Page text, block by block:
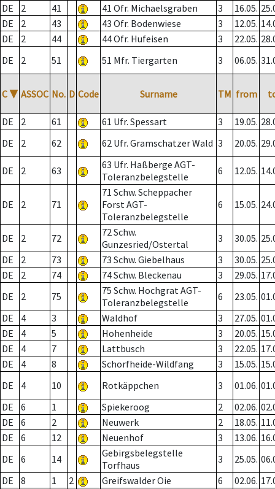
DE
2 41 41 Ofr. Michaelsgraben 3 16.05.
DE
2 43 43 Ofr. Bodenwiese 3 12.05.
DE
2 44 44 Ofr. Hufeisen 3 22.05.
DE
2 51 51 Mfr. Tiergarten 3 06.05.
C ▼ ASSOC No. D Code Surname TM from
DE 2 61 61 Ufr. Spessart 3 19.05.
DE
2 62 62 Ufr. Gramschatzer Wald 3 20.05.
DE 2 63
63 Ufr. Haßberge AGT-
Toleranzbelegstelle
6 12.05.
DE 2 71
71 Schw. Scheppacher
Forst AGT-
Toleranzbelegstelle
6 15.05.
DE 2 72
72 Schw.
Gunzesried/Ostertal
3 30.05.
DE
2 73 73 Schw. Giebelhaus 3 30.05.
DE
2 74 74 Schw. Bleckenau 3 29.05.
DE
2 75
75 Schw. Hochgrat AGT-
Toleranzbelegstelle
6 23.05.
DE
4 3 Waldhof 3 27.05.
DE
4 5 Hohenheide 3 20.05.
DE
4 7 Lattbusch 3 22.05.
DE
4 8 Schorfheide-Wildfang 3 15.05.
DE
4 10 Rotkäppchen 3 01.06.
DE
6 1 Spiekeroog 2 02.06.
DE
6 2 Neuwerk 2 18.05.
DE
6 12 Neuenhof 3 13.06.
DE
6 14
Gebirgsbelegstelle
Torfhaus
3 25.05.
DE
8 1 2 Greifswalder Oie 6 02.06.